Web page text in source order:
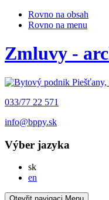
Rovno na obsah
Rovno na menu
Zmluvy -
033/77 22 571
info@bppy.sk
Výber jazyka
skSlovensky
en